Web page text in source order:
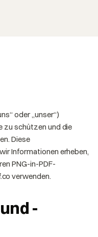
oder „unser“)
zu schützen und die
Diese
Informationen erheben,
PNG-in-PDF-
verwenden.
-